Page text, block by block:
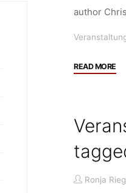
author
READ MORE
on
Ronja